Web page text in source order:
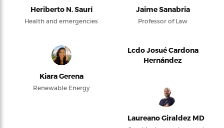
Heriberto N. Saurí
Health and emergencies
Jaime Sanabria
Professor of Law
Kiara Gerena
Renewable Energy
Lcdo Josué Cardona
Hernández
Laureano Giraldez MD